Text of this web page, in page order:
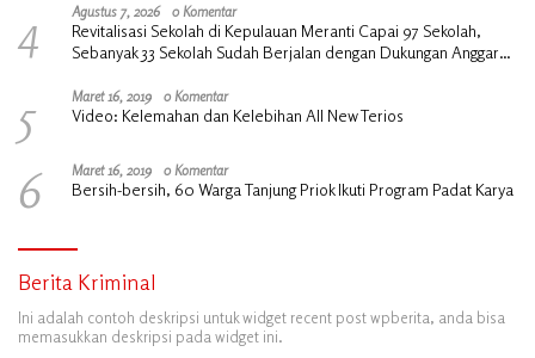
4 Agustus 7, 2026 0 Komentar
Revitalisasi Sekolah di Kepulauan Meranti Capai 97 Sekolah,
Sebanyak 33 Sekolah Sudah Berjalan dengan Dukungan Anggaran
5 Maret 16, 2019 0 Komentar
Video: Kelemahan dan Kelebihan All New Terios
6 Maret 16, 2019 0 Komentar
Bersih-bersih, 60 Warga Tanjung Priok Ikuti Program Padat Karya
Berita Kriminal
Ini adalah contoh deskripsi untuk widget recent post wpberita, anda bisa
memasukkan deskripsi pada widget ini.